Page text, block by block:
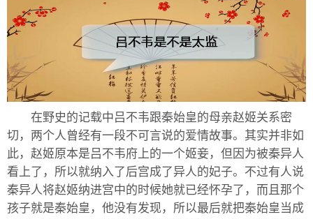
在野史的记载中吕不韦跟秦始皇的母亲赵姬关系密
切，两个人曾经有一段不可言说的爱情故事。其实并非如
此，赵姬原本是吕不韦府上的一个姬妾，但因为被秦异人
看上了，所以就纳入了后宫成了异人的妃子。不过有人说
秦异人将赵姬纳进宫中的时候她就已经怀孕了，而且那个
孩子就是秦始皇，他没有发现，所以最后就把秦始皇当成